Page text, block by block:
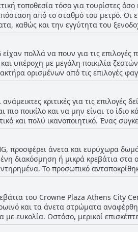
τοποθεσία τόσο για τουρίστες όσο
από το σταθμό του μετρό. Οι
καθώς και την εγγύτητα του
από το αεροδρόμιο με
ιδανική για τους
το συνεδριακό κέντρο και τον
της πόλης, οι περισσότεροι
έλαβαν υψηλή βαθμολογία, ενώ
Συνολικά, η τοποθεσία του
πολλά να πουν για τις επιλογές
υπέροχη με μεγάλη ποικιλία
ορισμένων από τις επιλογές
Λυκαβηττού από την αίθουσα
καλό για να του αντισταθούν, με
ήταν υπερτιμημένος, οι
σταθερή ποιότητα του
γενικά συμφωνούν ότι οι
κριτικές για τις επιλογές
ποικίλο και να μην είναι το
και πολύ ικανοποιητικό. Ένας
περιελάμβανε ορεκτικό, κυρίως
χρειάζεται βελτιώσεις όσον
το πρωινό στο ξενοδοχείο
από ορισμένους επισκέπτες.
προσφέρει άνετα και ευρύχωρα
διακόσμηση ή μικρά κρεβάτια στα
Το προσωπικό
τα άνετα κρεβάτια και τα
των ανέσεων, αλλά συνολικά τα
του Crowne Plaza Athens City
και τα άνετα στρώματα
με ευκολία. Ωστόσο, μερικοί
ευχαριστημένοι από τις άνετες